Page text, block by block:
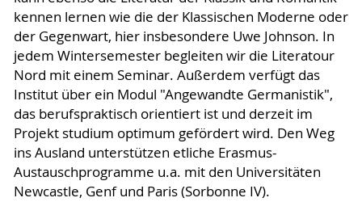
kennen lernen wie die der Klassischen Moderne oder
der Gegenwart, hier insbesondere Uwe Johnson. In
jedem Wintersemester begleiten wir die Literatour
Nord mit einem Seminar. Außerdem verfügt das
Institut über ein Modul "Angewandte Germanistik",
das berufspraktisch orientiert ist und derzeit im
Projekt studium optimum gefördert wird. Den Weg
ins Ausland unterstützen etliche Erasmus-
Austauschprogramme u.a. mit den Universitäten
Newcast­le, Genf und Paris (Sorbonne IV).